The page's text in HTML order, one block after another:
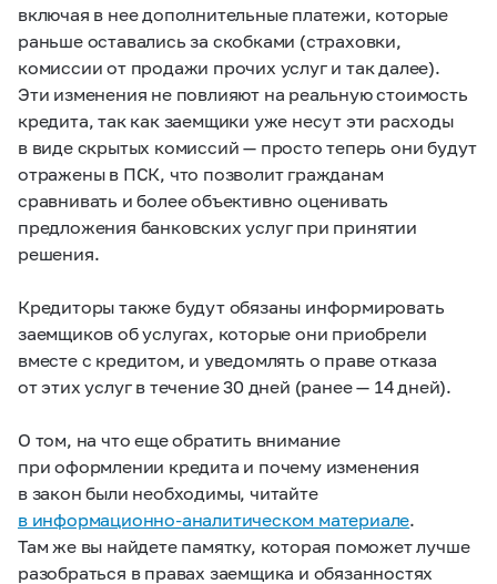
включая в нее дополнительные платежи, которые
раньше оставались за скобками (страховки,
комиссии от продажи прочих услуг и так далее).
Эти изменения не повлияют на реальную стоимость
кредита, так как заемщики уже несут эти расходы
в виде скрытых комиссий — просто теперь они будут
отражены в ПСК, что позволит гражданам
сравнивать и более объективно оценивать
предложения банковских услуг при принятии
решения.
Кредиторы также будут обязаны информировать
заемщиков об услугах, которые они приобрели
вместе с кредитом, и уведомлять о праве отказа
от этих услуг в течение 30 дней (ранее — 14 дней).
О том, на что еще обратить внимание
при оформлении кредита и почему изменения
в закон были необходимы, читайте
в информационно-аналитическом материале.
Там же вы найдете памятку, которая поможет лучше
разобраться в правах заемщика и обязанностях